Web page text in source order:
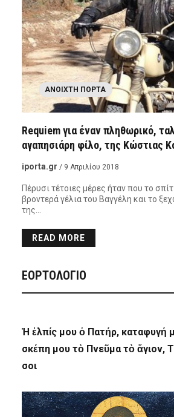
ΑΝΟΙΧΤΉ ΠΌΡΤΑ
Requiem για έναν πληθωρικό,
αγαπησιάρη φίλο, της Κώστιας
iporta.gr / 9 Απριλίου 2018
Πέρυσι τέτοιες μέρες ήταν που το
βροντερά γέλια του Βαγγέλη και το
της…
READ MORE
ΕΟΡΤΟΛΟΓΙΟ
Ἡ ἐλπίς μου ὁ Πατήρ, καταφυγή
σκέπη μου τὸ Πνεῦμα τὸ ἅγιον,
σοι